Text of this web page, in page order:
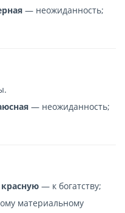
— неожиданность;
— неожиданность;
— к богатству;
материальному